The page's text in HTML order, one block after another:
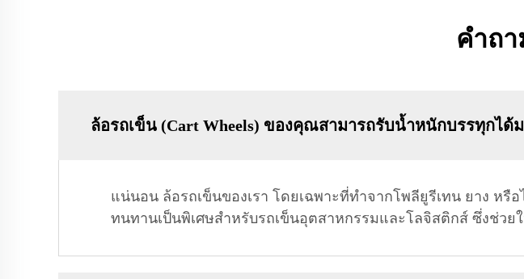
คำถ
ล้อรถเข็น (Cart Wheels) ของคุณสามารถรับน้ำหนักบรรทุกได้ม
แน่นอน ล้อรถเข็นของเรา โดยเฉพาะที่ทำจากโพลียูรีเทน ยาง ห
ทนทานเป็นพิเศษสำหรับรถเข็นอุตสาหกรรมและโลจิสติกส์ ซึ่งช่ว